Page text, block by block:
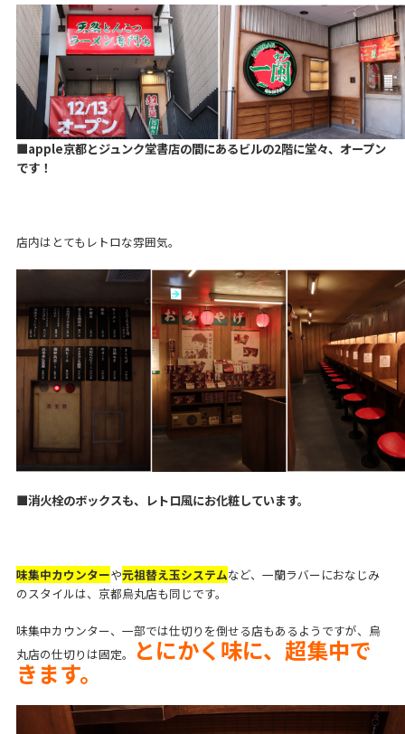
■apple京都とジュンク堂書店の間にあるビルの2階に堂々、オープン
です！
店内はとてもレトロな雰囲気。
■消火栓のボックスも、レトロ風にお化粧しています。
味集中カウンターや元祖替え玉システムなど、一蘭ラバーにおなじみ
のスタイルは、京都烏丸店も同じです。
味集中カウンター、一部では仕切りを倒せる店もあるようですが、烏
丸店の仕切りは固定。
とにかく味に、超集中で
きます。